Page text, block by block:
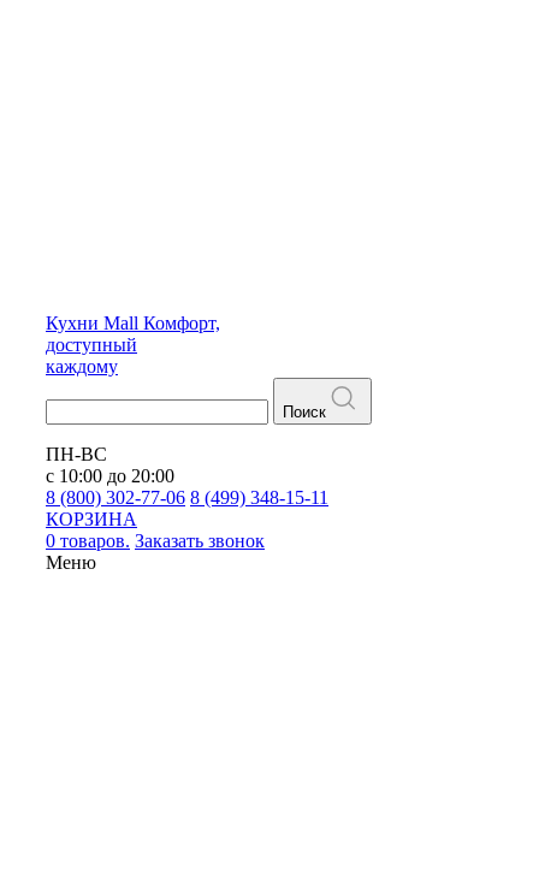
Кухни Mall Комфорт,
доступный
каждому
Поиск
ПН-ВС
с 10:00 до 20:00
8 (800) 302-77-06 8 (499) 348-15-11
КОРЗИНА
0 товаров. Заказать звонок
Меню